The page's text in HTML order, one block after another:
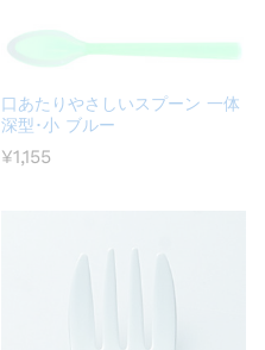
口あたりやさしいスプーン 一体
深型･小 ブルー
¥1,155